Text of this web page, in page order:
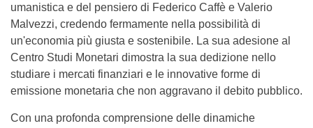
umanistica e del pensiero di Federico Caffè e Valerio
Malvezzi, credendo fermamente nella possibilità di
un'economia più giusta e sostenibile. La sua adesione al
Centro Studi Monetari dimostra la sua dedizione nello
studiare i mercati finanziari e le innovative forme di
emissione monetaria che non aggravano il debito pubblico.
Con una profonda comprensione delle dinamiche